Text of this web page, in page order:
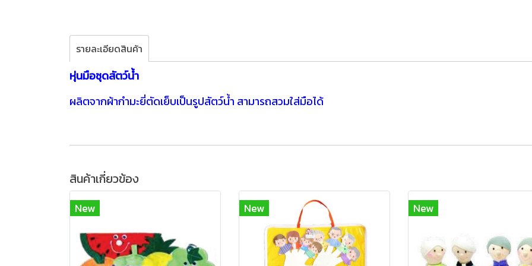
รายละเอียดสินค้า
หุ่นมือชุดสัตว์น้ำ
ผลิตจากผ้ากำมะยี่ตัดเย็บเป็นรูปสัตว์น้ำ สามารถสวมใส่มือได้
สินค้าเกี่ยวข้อง
New New New